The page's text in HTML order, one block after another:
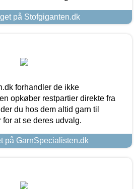
på Stofgiganten.dk
forhandler de ikke
opkøber restpartier direkte fra
du hos dem altid garn til
at se deres udvalg.
på GarnSpecialisten.dk